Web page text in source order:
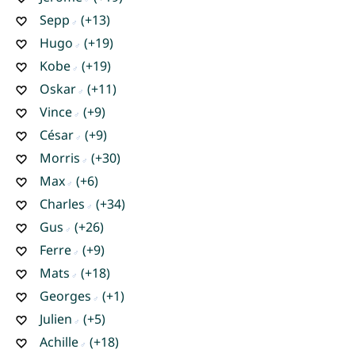
Sepp
(+13)
Hugo
(+19)
Kobe
(+19)
Oskar
(+11)
Vince
(+9)
César
(+9)
Morris
(+30)
Max
(+6)
Charles
(+34)
Gus
(+26)
Ferre
(+9)
Mats
(+18)
Georges
(+1)
Julien
(+5)
Achille
(+18)